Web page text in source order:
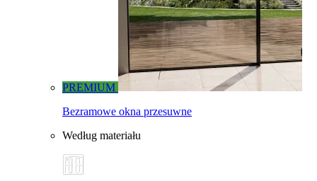
PREMIUM
Bezramowe okna przesuwne
Według materiału